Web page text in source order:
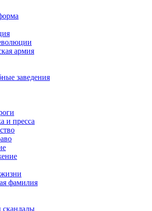
армия
заведения
и пресса
фамилия